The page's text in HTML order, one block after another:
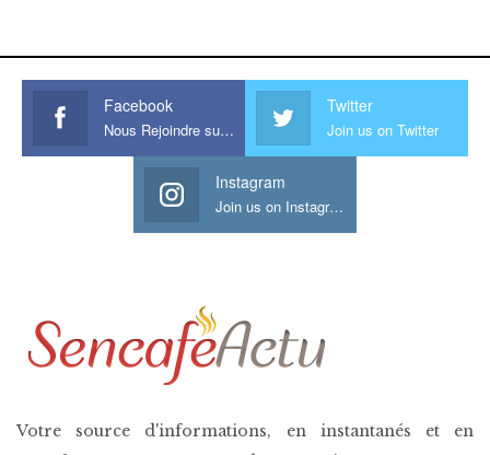
Facebook
Nous Rejoindre sur Facebook
Twitter
Join us on Twitter
Instagram
Join us on Instagram
Votre source d'informations, en instantanés et en